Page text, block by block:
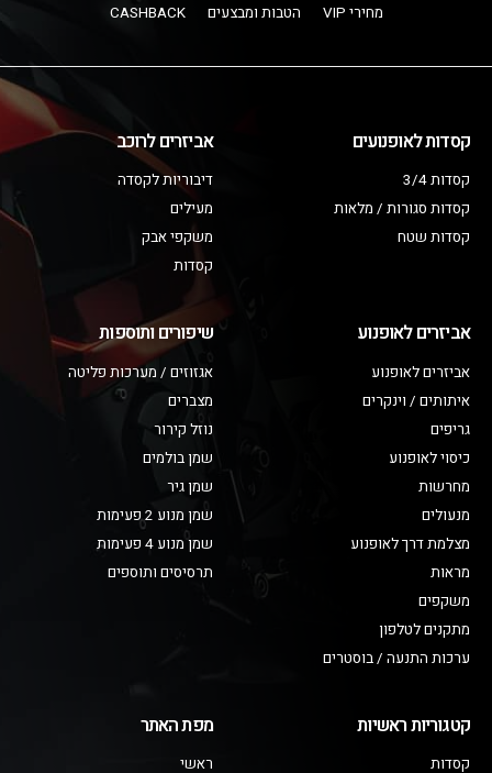
מחירי VIP הטבות ומבצעים CASHBACK
קסדות לאופנועים
קסדות 3/4
קסדות סגורות / מלאות
קסדות שטח
אביזרים לרוכב
דיבוריות לקסדה
מעילים
משקפי אבק
קסדות
אביזרים לאופנוע
אביזרים לאופנוע
איתותים / וינקרים
גריפים
כיסוי לאופנוע
מחרשות
מנעולים
מצלמת דרך לאופנוע
מראות
משקפים
מתקנים לטלפון
ערכות התנעה / בוסטרים
שיפורים ותוספות
אגזוזים / מערכות פליטה
מצברים
נוזל קירור
שמן בולמים
שמן גיר
שמן מנוע 2 פעימות
שמן מנוע 4 פעימות
תרסיסים ותוספים
קטגוריות ראשיות
קסדות
מפת האתר
ראשי